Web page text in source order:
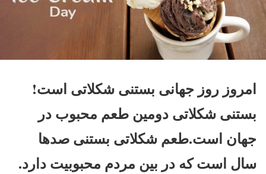
امروز روز جهانی بستنی شکلاتی است!
بستنی شکلاتی دومین طعم محبوب در
جهان است.طعم شکلاتی بستنی صدها
سال است که در بین مردم محبوبیت دارد.